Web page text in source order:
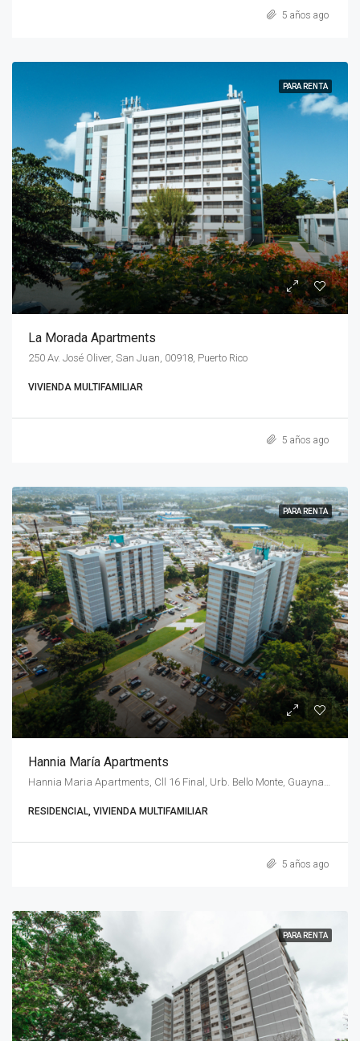
5 años ago
PARA RENTA
La Morada Apartments
250 Av. José Oliver, San Juan, 00918, Puerto Rico
VIVIENDA MULTIFAMILIAR
5 años ago
PARA RENTA
Hannia María Apartments
Hannia Maria Apartments, Cll 16 Final, Urb. Bello Monte, Guaynabo, 00969, Puerto Rico
RESIDENCIAL, VIVIENDA MULTIFAMILIAR
5 años ago
PARA RENTA